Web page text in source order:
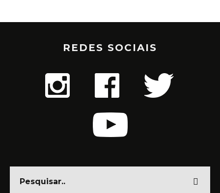
REDES SOCIAIS